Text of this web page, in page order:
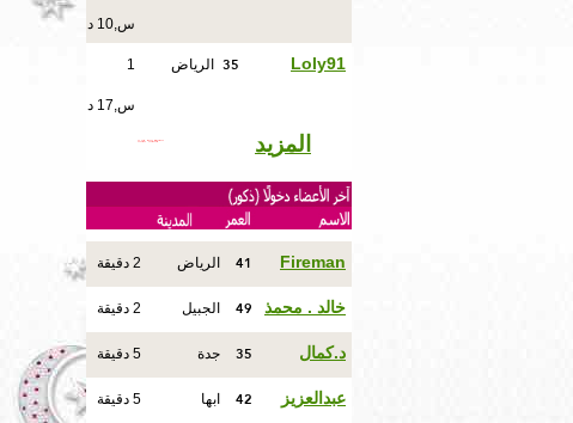
س,10 د
Loly91
35 الرياض 1
س,17 د
المزيد
Fireman
41 الرياض 2 دقيقة
خالد . محمذ 49 الجبيل 2 دقيقة
د.كمال 35 جدة 5 دقيقة
عبدالعزيز 42 ابها 5 دقيقة